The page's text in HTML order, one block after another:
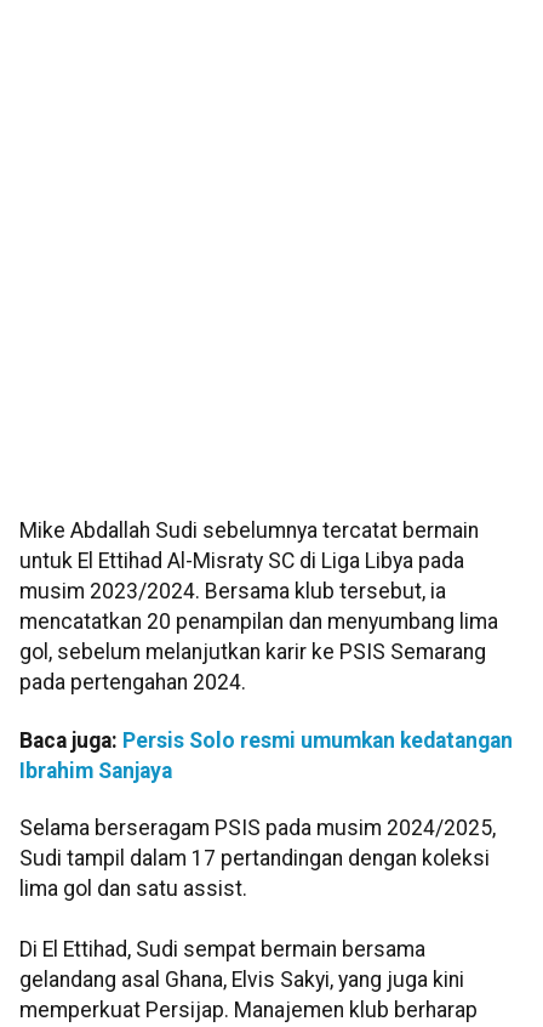
Mike Abdallah Sudi sebelumnya tercatat bermain
untuk El Ettihad Al-Misraty SC di Liga Libya pada
musim 2023/2024. Bersama klub tersebut, ia
mencatatkan 20 penampilan dan menyumbang lima
gol, sebelum melanjutkan karir ke PSIS Semarang
pada pertengahan 2024.
Baca juga: Persis Solo resmi umumkan kedatangan
Ibrahim Sanjaya
Selama berseragam PSIS pada musim 2024/2025,
Sudi tampil dalam 17 pertandingan dengan koleksi
lima gol dan satu assist.
Di El Ettihad, Sudi sempat bermain bersama
gelandang asal Ghana, Elvis Sakyi, yang juga kini
memperkuat Persijap. Manajemen klub berharap